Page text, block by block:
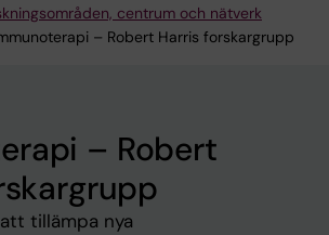
centrum och nätverk
– Robert Harris forskargrupp
– Robert
tillämpa nya